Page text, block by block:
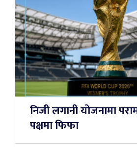
निजी लगानी योजनामा
पक्षमा फिफा